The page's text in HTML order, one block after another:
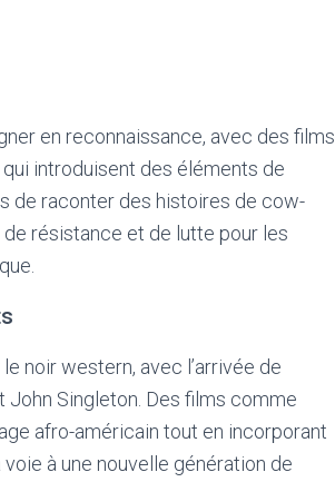
en reconnaissance, avec des films
introduisent des éléments de
de raconter des histoires de cow-
résistance et de lutte pour les
noir western, avec l’arrivée de
John Singleton. Des films comme
afro-américain tout en incorporant
à une nouvelle génération de